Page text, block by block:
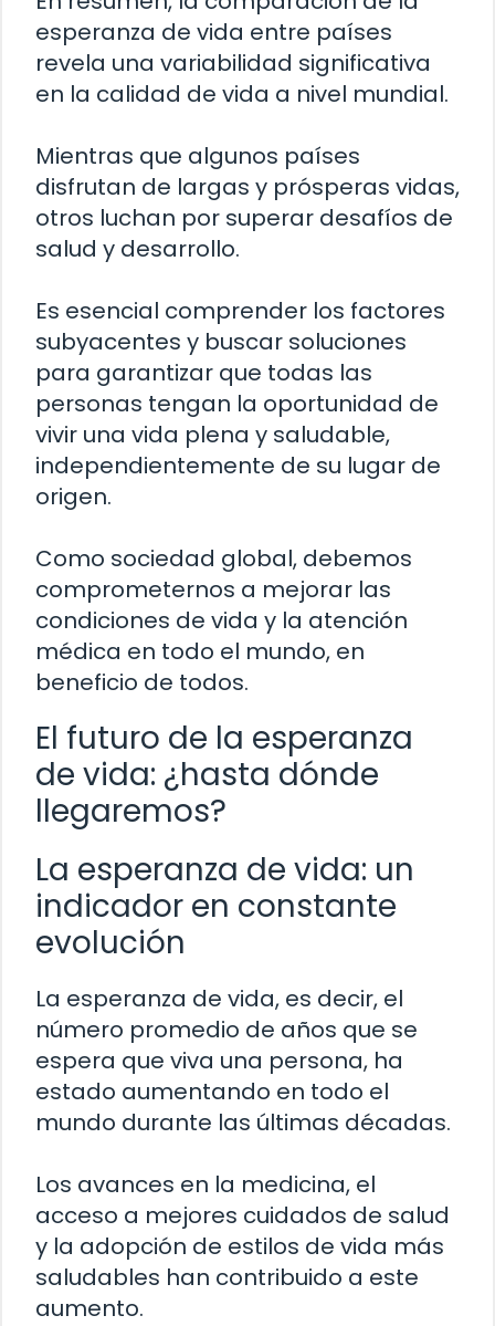
esperanza de vida entre países
revela una variabilidad significativa
en la calidad de vida a nivel mundial.
Mientras que algunos países
disfrutan de largas y prósperas vidas,
otros luchan por superar desafíos de
salud y desarrollo.
Es esencial comprender los factores
subyacentes y buscar soluciones
para garantizar que todas las
personas tengan la oportunidad de
vivir una vida plena y saludable,
independientemente de su lugar de
origen.
Como sociedad global, debemos
comprometernos a mejorar las
condiciones de vida y la atención
médica en todo el mundo, en
beneficio de todos.
El futuro de la esperanza
de vida: ¿hasta dónde
llegaremos?
La esperanza de vida: un
indicador en constante
evolución
La esperanza de vida, es decir, el
número promedio de años que se
espera que viva una persona, ha
estado aumentando en todo el
mundo durante las últimas décadas.
Los avances en la medicina, el
acceso a mejores cuidados de salud
y la adopción de estilos de vida más
saludables han contribuido a este
aumento.